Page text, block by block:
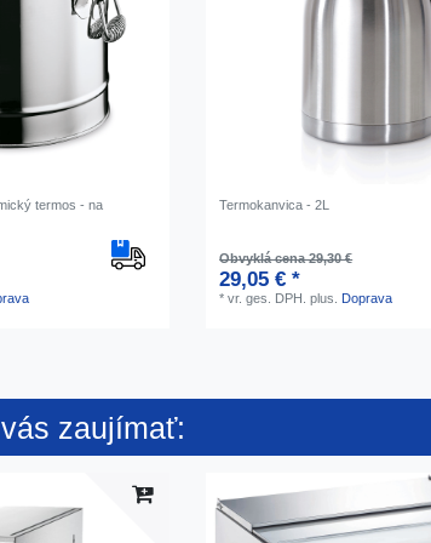
termos - na
Termokanvica - 2L
Obvyklá cena 29,30 €
29,05 € *
*vr. ges. DPH. plus. Doprava
zaujímať: